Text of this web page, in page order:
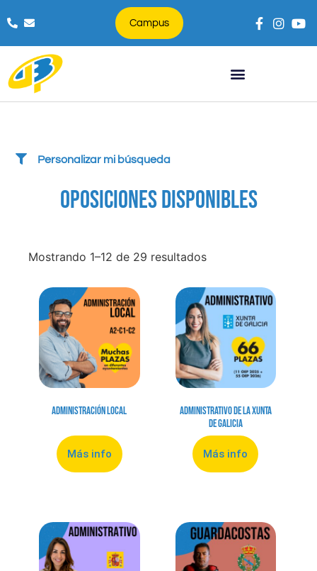
Campus
Personalizar mi búsqueda
OPOSICIONES DISPONIBLES
Mostrando 1–12 de 29 resultados
Administración local
Más info
Administrativo de la Xunta
de Galicia
Más info